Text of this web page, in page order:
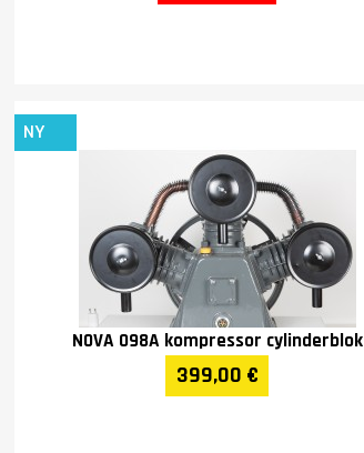
NY
NOVA 098A kompressor cylinderblok
399,00 €